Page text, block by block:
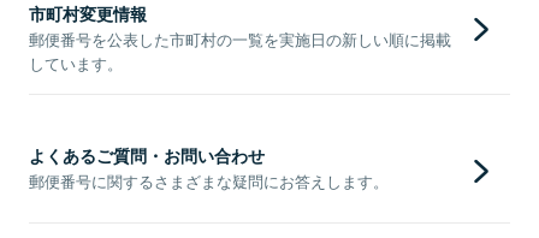
市町村変更情報
郵便番号を公表した市町村の一覧を実施日の新しい順に掲載
しています。
よくあるご質問・お問い合わせ
郵便番号に関するさまざまな疑問にお答えします。